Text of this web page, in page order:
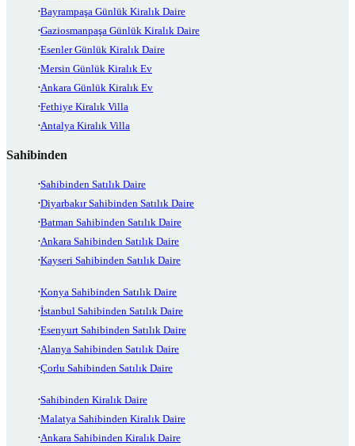
Bayrampaşa Günlük Kiralık Daire
Gaziosmanpaşa Günlük Kiralık Daire
Esenler Günlük Kiralık Daire
Mersin Günlük Kiralık Ev
Ankara Günlük Kiralık Ev
Fethiye Kiralık Villa
Antalya Kiralık Villa
Sahibinden
Sahibinden Satılık Daire
Diyarbakır Sahibinden Satılık Daire
Batman Sahibinden Satılık Daire
Ankara Sahibinden Satılık Daire
Kayseri Sahibinden Satılık Daire
Konya Sahibinden Satılık Daire
İstanbul Sahibinden Satılık Daire
Esenyurt Sahibinden Satılık Daire
Alanya Sahibinden Satılık Daire
Çorlu Sahibinden Satılık Daire
Sahibinden Kiralık Daire
Malatya Sahibinden Kiralık Daire
Ankara Sahibinden Kiralık Daire